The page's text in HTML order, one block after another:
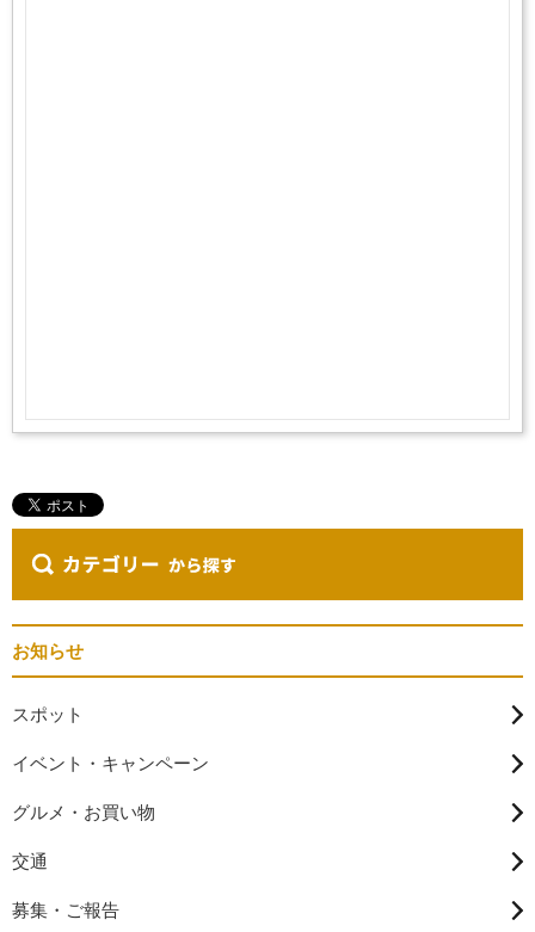
お知らせ
スポット
イベント・キャンペーン
グルメ・お買い物
交通
募集・ご報告